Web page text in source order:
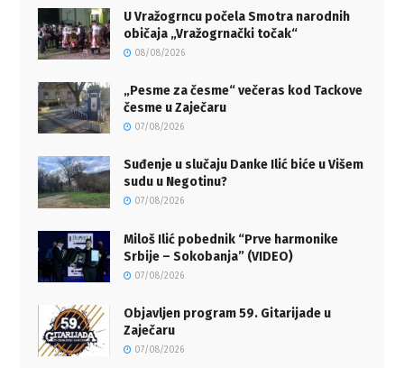
U Vražogrncu počela Smotra narodnih
običaja „Vražogrnački točak“
08/08/2026
„Pesme za česme“ večeras kod Tackove
česme u Zaječaru
07/08/2026
Suđenje u slučaju Danke Ilić biće u Višem
sudu u Negotinu?
07/08/2026
Miloš Ilić pobednik “Prve harmonike
Srbije – Sokobanja” (VIDEO)
07/08/2026
Objavljen program 59. Gitarijade u
Zaječaru
07/08/2026